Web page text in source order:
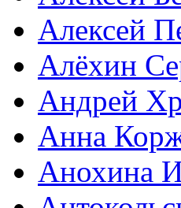
Алексей
Алёхин
Андрей
Анна
Анохина